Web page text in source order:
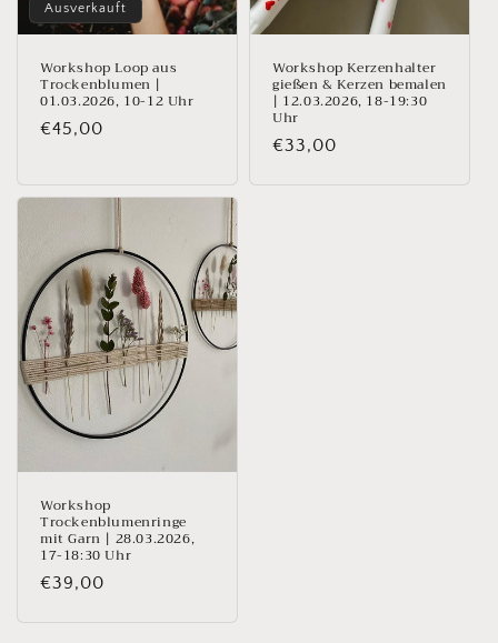
Ausverkauft
Workshop Loop aus
Trockenblumen |
01.03.2026, 10-12 Uhr
Normaler
€45,00
Workshop Kerzenhalter
gießen & Kerzen bemalen
| 12.03.2026, 18-19:30
Uhr
Normaler
€33,00
Workshop
Trockenblumenringe
mit Garn | 28.03.2026,
17-18:30 Uhr
Normaler
€39,00